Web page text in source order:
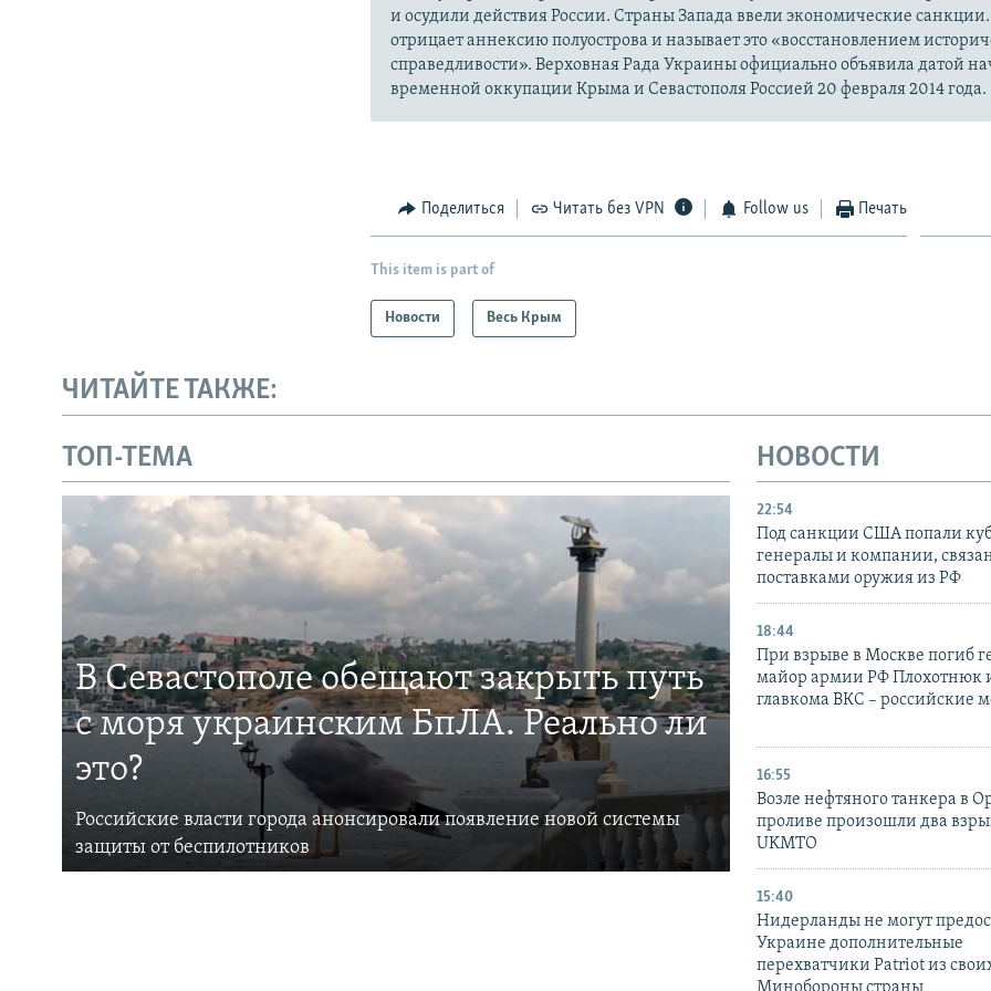
и осудили действия России. Страны Запада ввели экономические санкции.
отрицает аннексию полуострова и называет это «восстановлением
справедливости». Верховная Рада Украины официально объявила датой
временной оккупации Крыма и Севастополя Россией 20 февраля 2014 года.
Поделиться Читать без VPN Follow us Печать
This item is part of
Новости Весь Крым
ЧИТАЙТЕ ТАКЖЕ:
ТОП-ТЕМА
В Севастополе обещают закрыть путь
с моря украинским БпЛА. Реально ли
это?
Российские власти города анонсировали появление новой системы
защиты от беспилотников
НОВОСТИ
22:54
Под санкции США попали
генералы и компании,
поставками оружия из РФ
18:44
При взрыве в Москве погиб
майор армии РФ Плохотнюк
главкома ВКС – российские
16:55
Возле нефтяного танкера в
проливе произошли два
UKMTO
15:40
Нидерланды не могут
Украине дополнительные
перехватчики Patriot из